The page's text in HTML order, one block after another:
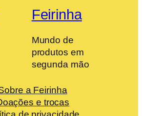
Feirinha
Mundo de
produtos em
segunda mão
a Feirinha
e trocas